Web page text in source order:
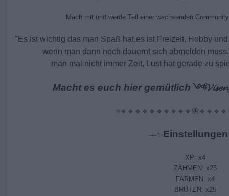
Mach mit und werde Teil einer wachsenden
"Es ist wichtig das man Spaß hat,es ist Freizeit, Hobby
wenn man dann noch dauernt sich abmelden
man mal nicht immer Zeit, Lust hat gerade zu
Macht es euch hier gemütlich
---✨️ Einstellungen
XP: x4
ZÄHMEN: x25
FARMEN: x4
BRÜTEN: x25